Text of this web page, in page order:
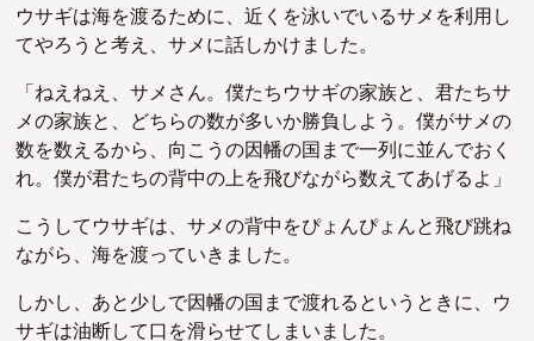
ウサギは海を渡るために、近くを泳いでいるサメを利用し
てやろうと考え、サメに話しかけました。
「ねえねえ、サメさん。僕たちウサギの家族と、君たちサ
メの家族と、どちらの数が多いか勝負しよう。僕がサメの
数を数えるから、向こうの因幡の国まで一列に並んでおく
れ。僕が君たちの背中の上を飛びながら数えてあげるよ」
こうしてウサギは、サメの背中をぴょんぴょんと飛び跳ね
ながら、海を渡っていきました。
しかし、あと少しで因幡の国まで渡れるというときに、ウ
サギは油断して口を滑らせてしまいました。